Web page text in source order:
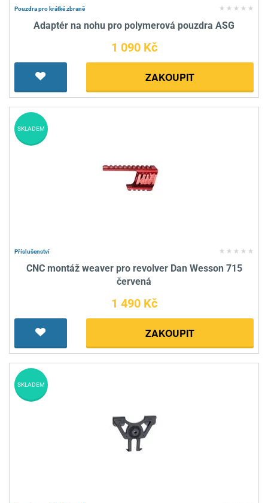
Pouzdra pro krátké zbraně
Adaptér na nohu pro polymerová pouzdra ASG
1 090 Kč
ZAKOUPIT
Příslušenství
CNC montáž weaver pro revolver Dan Wesson 715
červená
1 490 Kč
ZAKOUPIT
SKLADEM
SKLADEM